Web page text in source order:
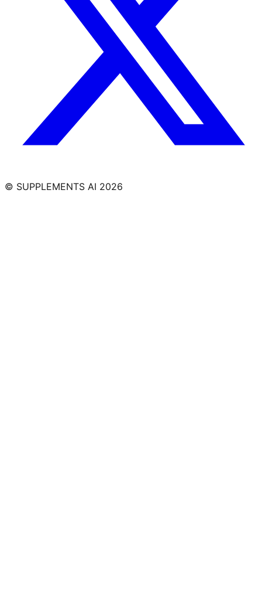
© SUPPLEMENTS AI 2026